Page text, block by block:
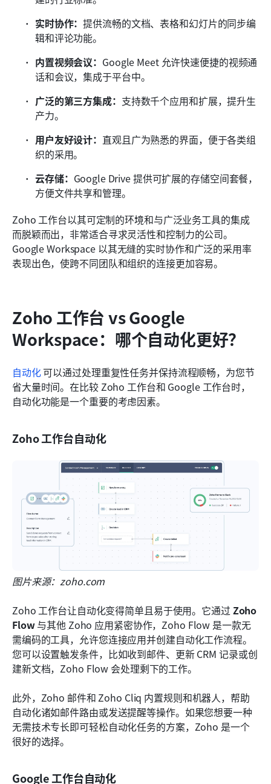
实时协作：提供流畅的文档、表格和幻灯片的同步编
辑和评论功能。
内置视频会议： Google Meet 允许快速便捷的视频通
话和会议，集成于平台中。
广泛的第三方集成： 支持数千个应用和扩展，提升生
产力。
用户友好设计： 直观且广为熟悉的界面，便于各类组
织的采用。
云存储： Google Drive 提供可扩展的存储空间套餐，
方便文件共享和管理。
Zoho 工作台以其可定制的环境和与广泛业务工具的集成
而脱颖而出，非常适合寻求灵活性和控制力的公司。
Google Workspace 以其无缝的实时协作和广泛的采用率
表现出色，使跨不同团队和组织的连接更加容易。
Zoho 工作台 vs Google
Workspace：哪个自动化更好？
自动化 可以通过处理重复性任务并保持流程顺畅，为您节
省大量时间。在比较 Zoho 工作台和 Google 工作台时，
自动化功能是一个重要的考虑因素。
Zoho 工作台自动化
图片来源：zoho.com
Zoho 工作台让自动化变得简单且易于使用。它通过 Zoho
Flow 与其他 Zoho 应用紧密协作，Zoho Flow 是一款无
需编码的工具，允许您连接应用并创建自动化工作流程。
您可以设置触发条件，比如收到邮件、更新 CRM 记录或创
建新文档，Zoho Flow 会处理剩下的工作。
此外，Zoho 邮件和 Zoho Cliq 内置规则和机器人，帮助
自动化诸如邮件路由或发送提醒等操作。如果您想要一种
无需技术专长即可轻松自动化任务的方案，Zoho 是一个
很好的选择。
Google 工作台自动化